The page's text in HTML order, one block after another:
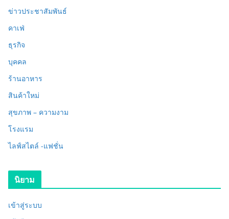
ข่าวประชาสัมพันธ์
คาเฟ่
ธุรกิจ
บุคคล
ร้านอาหาร
สินค้าใหม่
สุขภาพ – ความงาม
โรงแรม
ไลฟ์สไตล์ -แฟชั่น
นิยาม
เข้าสู่ระบบ